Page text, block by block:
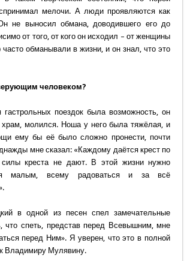
мелочи. А люди проявляются как
не выносил обмана, доводившего его до
от того, от кого он исходил – от женщины
обманывали в жизни, и он знал, что это
человеком?
поездок была возможность, он
храм, молился. Ноша у него была тяжёлая, и
ему бы её было сложно пронести, почти
мне сказал: «Каждому даётся крест по
креста не дают. В этой жизни нужно
малым, всему радоваться и за всё
в одной из песен спел замечательные
что спеть, представ перед Всевышним, мне
перед Ним». Я уверен, что это в полной
Владимиру Мулявину.